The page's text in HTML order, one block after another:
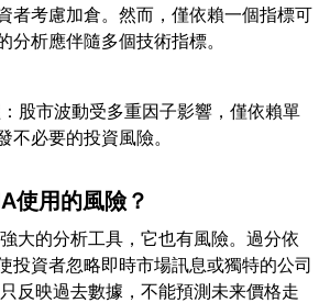
者考慮加倉。然而，僅依賴一個指標可
股市波動受多重因子影響，僅依賴單
使用的風險？
大的分析工具，它也有風險。過分依
投資者忽略即時市場訊息或獨特的公司
反映過去數據，不能預測未来價格走